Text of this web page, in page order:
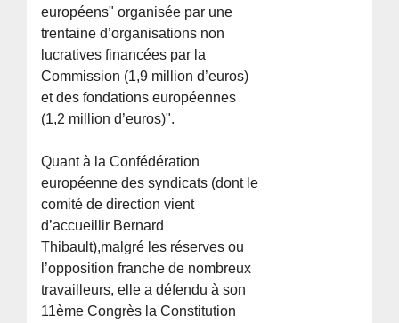
européens" organisée par une
trentaine d’organisations non
lucratives financées par la
Commission (1,9 million d’euros)
et des fondations européennes
(1,2 million d’euros)".
Quant à la Confédération
européenne des syndicats (dont le
comité de direction vient
d’accueillir Bernard
Thibault),malgré les réserves ou
l’opposition franche de nombreux
travailleurs, elle a défendu à son
11ème Congrès la Constitution